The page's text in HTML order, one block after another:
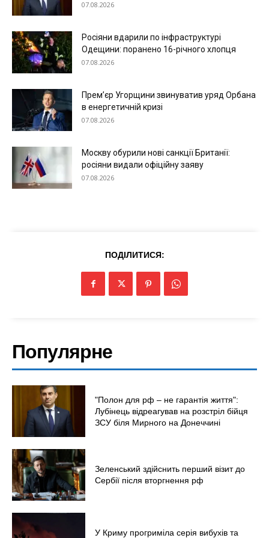
Меню
Київ
Україна
Економіка
Політика
Світ
Технології
07.08.2026
Росіяни вдарили по інфраструктурі
Одещини: поранено 16-річного хлопця
07.08.2026
Прем’єр Угорщини звинуватив уряд Орбана
в енергетичній кризі
07.08.2026
Москву обурили нові санкції Британії:
росіяни видали офіційну заяву
07.08.2026
ПОДІЛИТИСЯ:
Популярне
"Полон для рф – не гарантія життя":
Лубінець відреагував на розстріл бійця
ЗСУ біля Мирного на Донеччині
Зеленський здійснить перший візит до
Сербії після вторгнення рф
У Криму прогриміла серія вибухів та